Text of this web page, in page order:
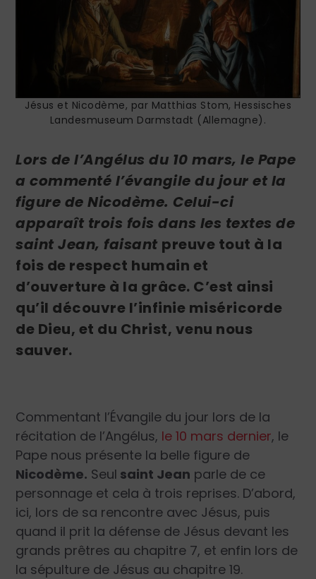
Jésus et Nicodème, par Matthias Stom, Hessisches
Landesmuseum Darmstadt (Allemagne).
Lors de l’Angélus du 10 mars, le Pape
a commenté l’évangile du jour et la
figure de Nicodème. Celui-ci
apparaît trois fois dans les textes de
saint Jean, faisant preuve tout à la
fois de respect humain et
d’ouverture à la grâce. C’est ainsi
qu’il découvre l’infinie miséricorde
de Dieu, et du Christ, venu nous
sauver.
Commentant l’Évangile du jour lors de la
récitation de l’Angélus, le 10 mars dernier, le
Pape nous présente la belle figure de
Nicodème. Seul saint Jean parle de ce
personnage et cela à trois reprises. D’abord,
ici, lors de sa rencontre avec Jésus, puis
quand il prit la défense de Jésus devant les
grands prêtres au chapitre 7, et enfin lors de
la sépulture de Jésus au chapitre 19.